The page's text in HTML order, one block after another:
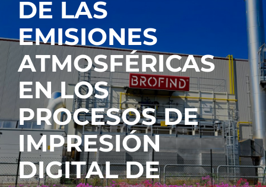
DE LAS
EMISIONES
ATMOSFÉRICAS
EN LOS
PROCESOS DE
IMPRESIÓN
DIGITAL DE